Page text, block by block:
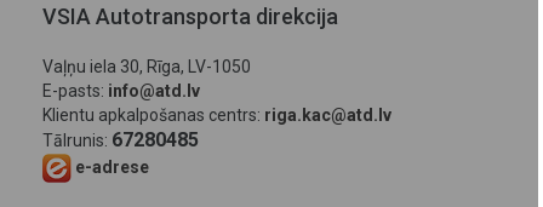
VSIA Autotransporta direkcija
Vaļņu iela 30, Rīga, LV-1050
E-pasts: info@atd.lv
Klientu apkalpošanas centrs: riga.kac@atd.lv
Tālrunis: 67280485
e-adrese